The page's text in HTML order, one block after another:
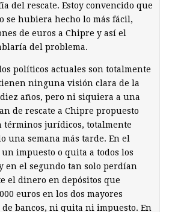
del rescate. Estoy convencido que
se hubiera hecho lo más fácil,
de euros a Chipre y así el
del problema.
políticos actuales son totalmente
ninguna visión clara de la
años, pero ni siquiera a una
de rescate a Chipre propuesto
términos jurídicos, totalmente
una semana más tarde. En el
impuesto o quita a todos los
en el segundo tan solo perdían
el dinero en depósitos que
euros en los dos mayores
de bancos, ni quita ni impuesto. En